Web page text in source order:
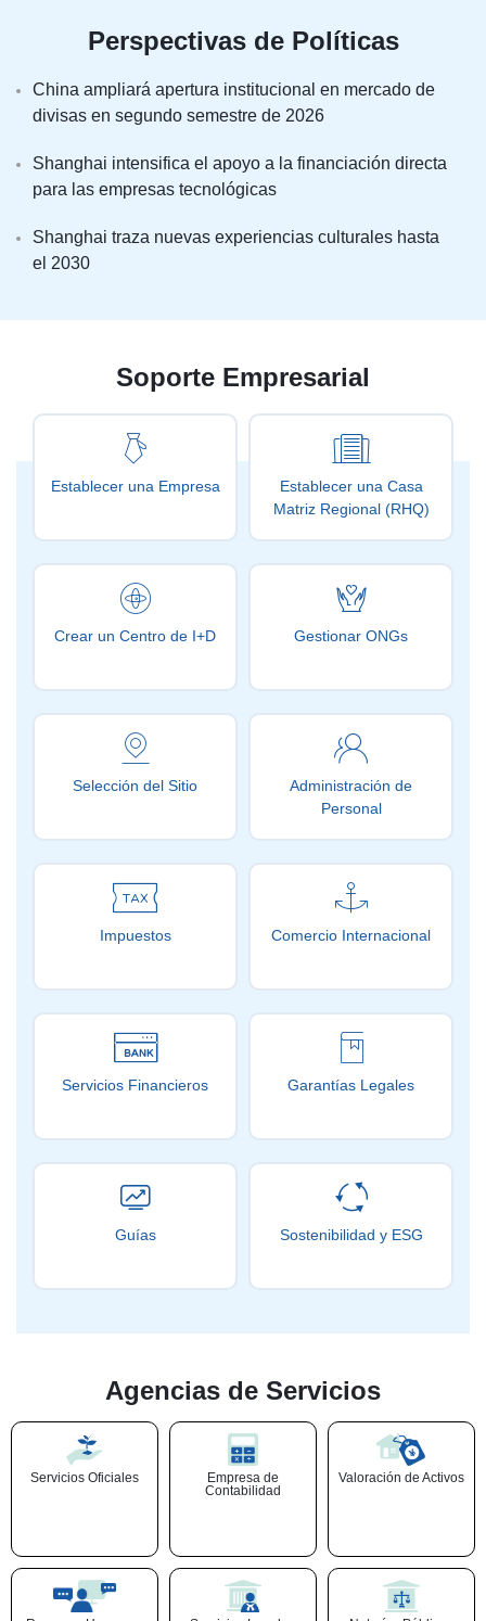
Perspectivas de Políticas
China ampliará apertura institucional en mercado de
divisas en segundo semestre de 2026
Shanghai intensifica el apoyo a la financiación directa
para las empresas tecnológicas
Shanghai traza nuevas experiencias culturales hasta
el 2030
Soporte Empresarial
Establecer una Empresa
Establecer una Casa
Matriz Regional (RHQ)
Crear un Centro de I+D Gestionar ONGs
Selección del Sitio
Administración de
Personal
Impuestos Comercio Internacional
Servicios Financieros Garantías Legales
Guías Sostenibilidad y ESG
Agencias de Servicios
Servicios Oficiales
Empresa de
Contabilidad
Valoración de Activos